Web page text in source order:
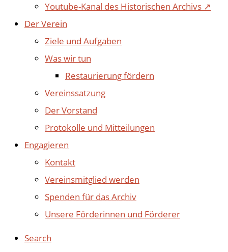
Youtube-Kanal des Historischen Archivs ↗
Der Verein
Ziele und Aufgaben
Was wir tun
Restaurierung fördern
Vereinssatzung
Der Vorstand
Protokolle und Mitteilungen
Engagieren
Kontakt
Vereinsmitglied werden
Spenden für das Archiv
Unsere Förderinnen und Förderer
Search